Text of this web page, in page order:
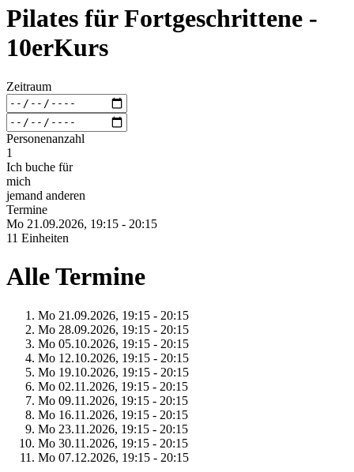
Pilates für Fortgeschrittene -
10erKurs
Zeitraum
Personenanzahl
1
Ich buche für
mich
jemand anderen
Termine
Mo 21.09.2026, 19:15 - 20:15
11 Einheiten
Alle Termine
Mo 21.09.2026, 19:15 - 20:15
Mo 28.09.2026, 19:15 - 20:15
Mo 05.10.2026, 19:15 - 20:15
Mo 12.10.2026, 19:15 - 20:15
Mo 19.10.2026, 19:15 - 20:15
Mo 02.11.2026, 19:15 - 20:15
Mo 09.11.2026, 19:15 - 20:15
Mo 16.11.2026, 19:15 - 20:15
Mo 23.11.2026, 19:15 - 20:15
Mo 30.11.2026, 19:15 - 20:15
Mo 07.12.2026, 19:15 - 20:15